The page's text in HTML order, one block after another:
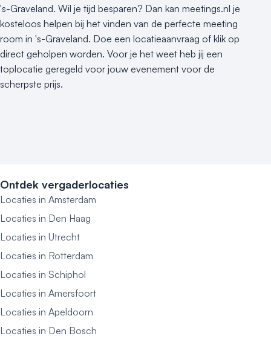
's-Graveland. Wil je tijd besparen? Dan kan meetings.nl je
kosteloos helpen bij het vinden van de perfecte meeting
room in 's-Graveland. Doe een locatieaanvraag of klik op
direct geholpen worden. Voor je het weet heb jij een
toplocatie geregeld voor jouw evenement voor de
scherpste prijs.
Ontdek vergaderlocaties
Locaties in Amsterdam
Locaties in Den Haag
Locaties in Utrecht
Locaties in Rotterdam
Locaties in Schiphol
Locaties in Amersfoort
Locaties in Apeldoorn
Locaties in Den Bosch